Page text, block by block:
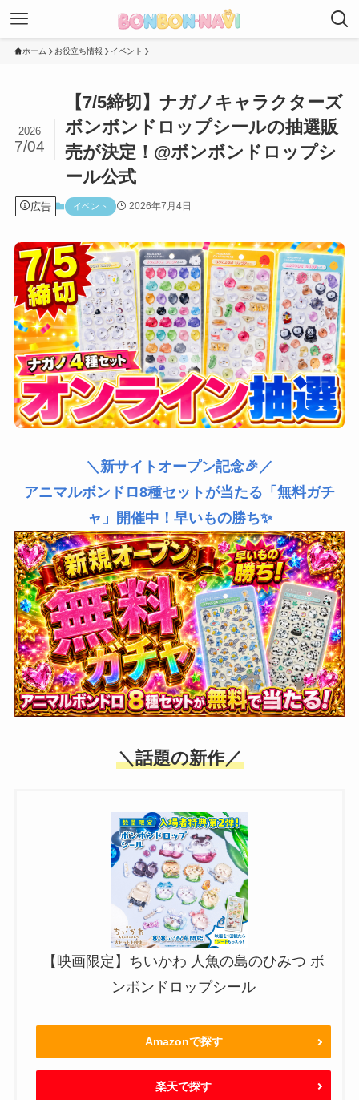
ホーム お役立ち情報 イベント
【7/5締切】ナガノキャラクターズ
ボンボンドロップシールの抽選販
売が決定！@ボンボンドロップシ
ール公式
2026
7/04
広告 イベント 2026年7月4日
＼新サイトオープン記念🎉／
アニマルボンドロ8種セットが当たる「無料ガチ
ャ」開催中！早いもの勝ち✨
＼話題の新作／
【映画限定】ちいかわ 人魚の島のひみつ ボ
ンボンドロップシール
Amazonで探す
楽天で探す